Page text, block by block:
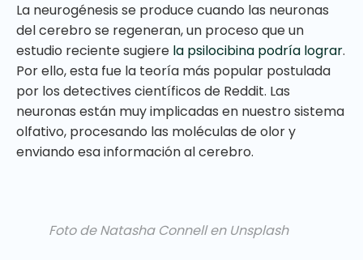
La neurogénesis se produce cuando las neuronas
del cerebro se regeneran, un proceso que un
estudio reciente sugiere la psilocibina podría lograr.
Por ello, esta fue la teoría más popular postulada
por los detectives científicos de Reddit. Las
neuronas están muy implicadas en nuestro sistema
olfativo, procesando las moléculas de olor y
enviando esa información al cerebro.
Foto de Natasha Connell en Unsplash